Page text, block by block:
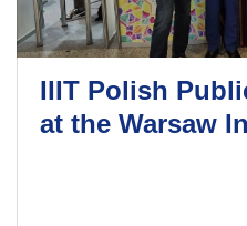
IIIT Polish
at the Warsaw